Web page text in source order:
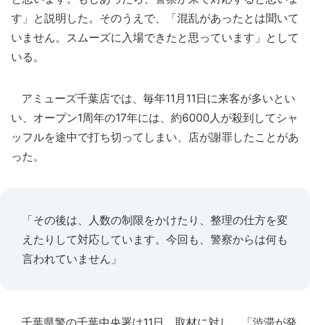
す」と説明した。そのうえで、「混乱があったとは聞いて
いません。スムーズに入場できたと思っています」として
いる。
アミューズ千葉店では、毎年11月11日に来客が多いとい
い、オープン1周年の17年には、約6000人が殺到してシャ
ッフルを途中で打ち切ってしまい、店が謝罪したことがあ
った。
「その後は、人数の制限をかけたり、整理の仕方を変
えたりして対応しています。今回も、警察からは何も
言われていません」
千葉県警の千葉中央署は11日、取材に対し、「渋滞が発